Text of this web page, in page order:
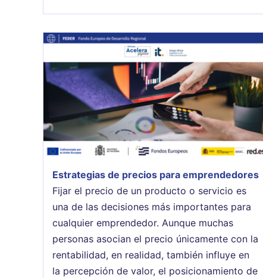
Estrategias de precios para emprendedores
Fijar el precio de un producto o servicio es
una de las decisiones más importantes para
cualquier emprendedor. Aunque muchas
personas asocian el precio únicamente con la
rentabilidad, en realidad, también influye en
la percepción de valor, el posicionamiento de